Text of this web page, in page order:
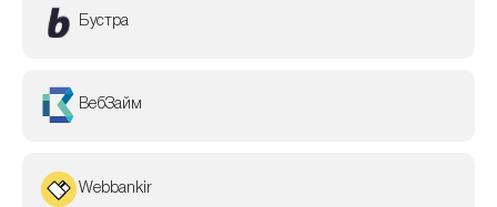
Бустра
ВебЗайм
Webbankir